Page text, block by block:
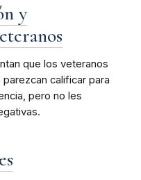
y
que los veteranos
calificar para
pero no les